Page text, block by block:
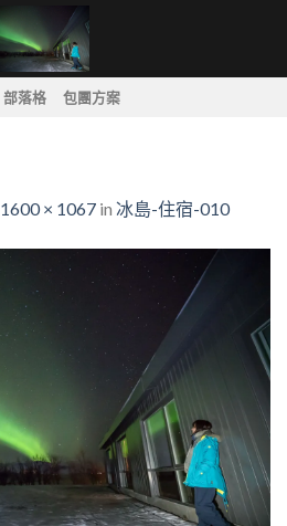
部落格 包團方案
1600 × 1067 in 冰島-住宿-010